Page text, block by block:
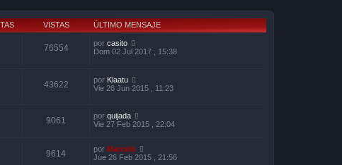
VISTAS ÚLTIMO MENSAJE
76554 por casito
Dom 02 Jul 2017 , 15:38
43622 por Klaatu
Vie 26 Jun 2015 , 11:23
9061 por quijada
Vie 27 Feb 2015 , 22:04
9614 por Marcelo
Jue 26 Feb 2015 , 21:56